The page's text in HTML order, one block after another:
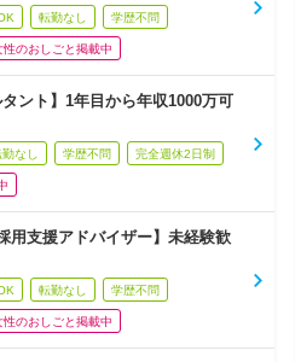
転勤なし 学歴不問
性のおしごと掲載中
ント】1年目から年収1000万可
勤なし 学歴不問 完全週休2日制
用支援アドバイザー】未経験歓
転勤なし 学歴不問
性のおしごと掲載中